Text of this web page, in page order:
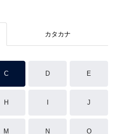
カタカナ
C D E
H J
M N O